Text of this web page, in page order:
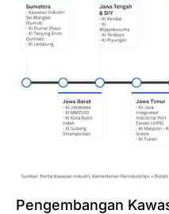
Pengembangan